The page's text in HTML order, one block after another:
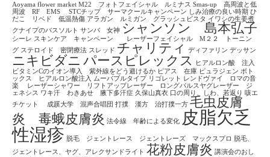
Aoyama flower market M22 フォトフェイシャル ルミナス Smas-up 高周波と低
周波 RF EMS
STCチップ サーマクールキャンペーン しみ治療の良い時期 ひ
だこ リベド 低温熱傷 アラガン ルミガン グラッシュビスタ イワシの生姜煮
クナイプのバスソルト サンバ 女神 シャンソン 島本弘子
シーレ スキンケア キャンペーン レーザーフェイシャル M２２ トーニン
グ ステロイド 密閉療法 スレッド チャリティ ディファリン デッサン
ニキビダニ パースピレックス
ヒアルロン酸 注入
ビタミンCのイオン導入 紫外線をどう避けるか ピアス 在庫 ピュラジェン ボト
ックス ヒアルロン酸注入
ムーバブルタイプ リゴレット レンドヴァイ ロマの音
楽
レーザーシャワー リフトアップレーザー ロングパルスヤグレーザー ジ
ェネシス ワキ汗 わきあせ 腋下多汗症 久保山真衣 口の周り、しわ、若返り 咳エ
チケット
成蹊大学 混声合唱団 打撲 漢方 治打撲一方 毛虫皮膚
炎 毒蛾皮膚炎 法令線 年齢による変化
皮脂欠乏
性湿疹 脱毛 ジェントレース ジェントレーズ マックスプロ
脱毛、
ジェントレース、ヤグ、アレクサンドライト 花粉皮膚炎 講演会のおし